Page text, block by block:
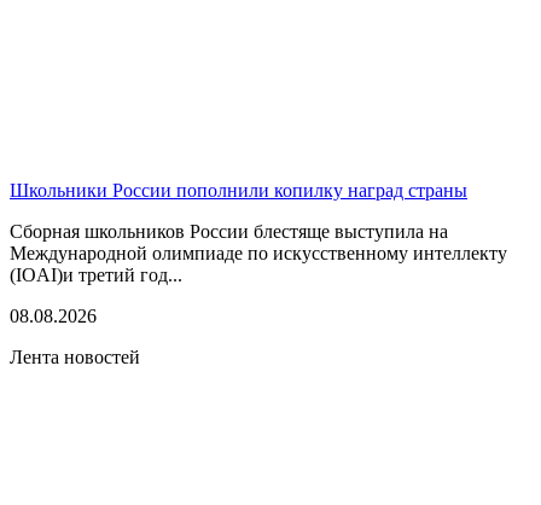
Школьники России пополнили копилку наград страны
Сборная школьников России блестяще выступила на
Международной олимпиаде по искусственному интеллекту
(IOAI)и третий год...
08.08.2026
Лента новостей